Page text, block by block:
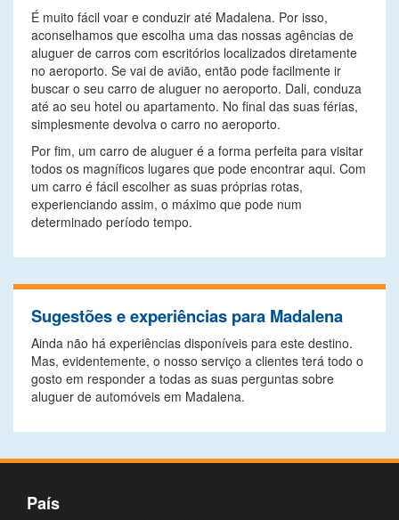
É muito fácil voar e conduzir até Madalena. Por isso,
aconselhamos que escolha uma das nossas agências de
aluguer de carros com escritórios localizados diretamente
no aeroporto. Se vai de avião, então pode facilmente ir
buscar o seu carro de aluguer no aeroporto. Dali, conduza
até ao seu hotel ou apartamento. No final das suas férias,
simplesmente devolva o carro no aeroporto.
Por fim, um carro de aluguer é a forma perfeita para visitar
todos os magníficos lugares que pode encontrar aqui. Com
um carro é fácil escolher as suas próprias rotas,
experienciando assim, o máximo que pode num
determinado período tempo.
Sugestões e experiências para Madalena
Ainda não há experiências disponíveis para este destino.
Mas, evidentemente, o nosso serviço a clientes terá todo o
gosto em responder a todas as suas perguntas sobre
aluguer de automóveis em Madalena.
País